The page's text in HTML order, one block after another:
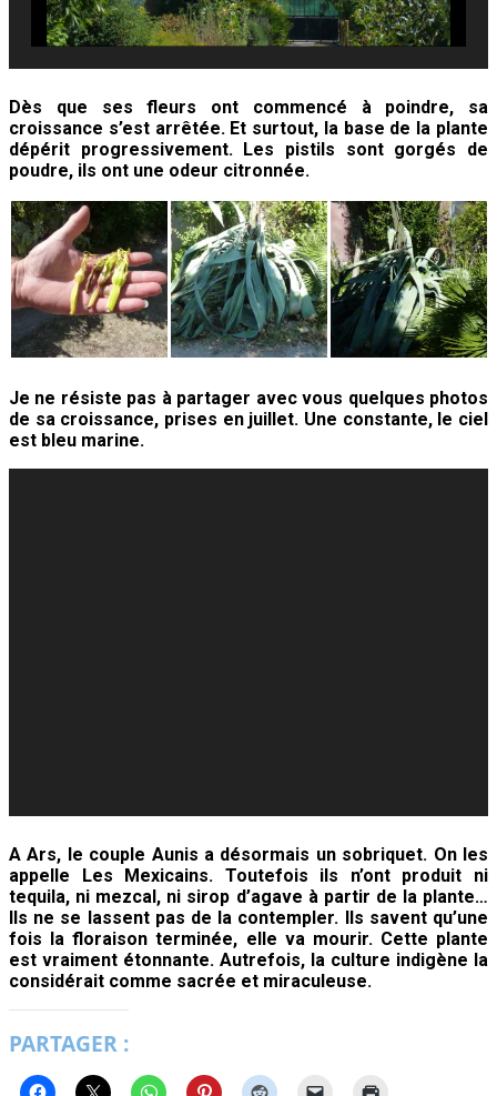
Dès que ses fleurs ont commencé à poindre, sa
croissance s’est arrêtée. Et surtout, la base de la plante
dépérit progressivement. Les pistils sont gorgés de
poudre, ils ont une odeur citronnée.
Je ne résiste pas à partager avec vous quelques photos
de sa croissance, prises en juillet. Une constante, le ciel
est bleu marine.
A Ars, le couple Aunis a désormais un sobriquet. On les
appelle Les Mexicains. Toutefois ils n’ont produit ni
tequila, ni mezcal, ni sirop d’agave à partir de la plante…
Ils ne se lassent pas de la contempler. Ils savent qu’une
fois la floraison terminée, elle va mourir. Cette plante
est vraiment étonnante. Autrefois, la culture indigène la
considérait comme sacrée et miraculeuse.
PARTAGER :